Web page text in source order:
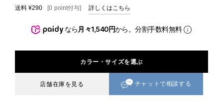
送料 ¥290 [0 point付与] 詳しくはこちら
なら月々1,540円から。分割手数料無料
カラー・サイズを選ぶ
店舗在庫を見る チャットで相談する